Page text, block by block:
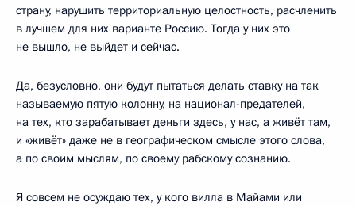
страну, нарушить территориальную целостность, расчленить
в лучшем для них варианте Россию. Тогда у них это
не вышло, не выйдет и сейчас.
Да, безусловно, они будут пытаться делать ставку на так
называемую пятую колонну, на национал-предателей,
на тех, кто зарабатывает деньги здесь, у нас, а живёт там,
и «живёт» даже не в географическом смысле этого слова,
а по своим мыслям, по своему рабскому сознанию.
Я совсем не осуждаю тех, у кого вилла в Майами или